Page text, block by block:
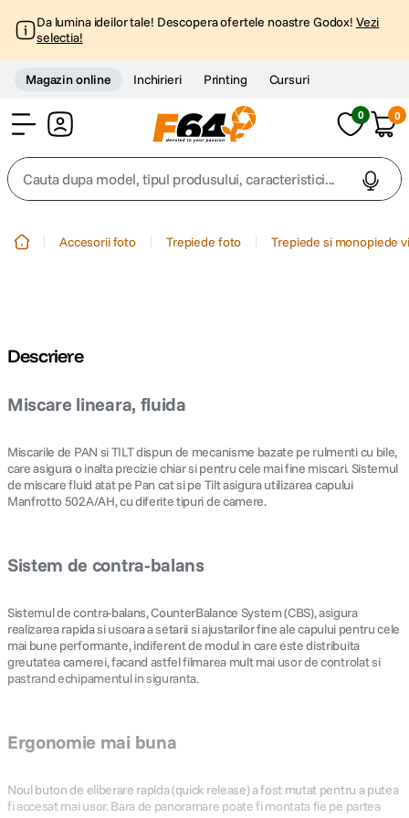
Da lumina ideilor tale! Descopera ofertele noastre Godox! Vezi
selectia!
Magazin online Inchirieri Printing Cursuri
0 0
Cauta dupa model, tipul produsului, caracteristici...
3. trepied telefon
4. peak design
5. canon sx740 hs
6. lavaliera
9. dji mic mini
10. dji osmo
Accesorii foto Trepiede foto Trepiede si monopiede
Descriere
Miscare lineara, fluida
Miscarile de PAN si TILT dispun de mecanisme bazate pe rulmenti cu bile,
care asigura o inalta precizie chiar si pentru cele mai fine miscari. Sistemul
de miscare fluid atat pe Pan cat si pe Tilt asigura utilizarea capului
Manfrotto 502A/AH, cu diferite tipuri de camere.
Sistem de contra-balans
Sistemul de contra-balans, CounterBalance System (CBS), asigura
realizarea rapida si usoara a setarii si ajustarilor fine ale capului pentru cele
mai bune performante, indiferent de modul in care este distribuita
greutatea camerei, facand astfel filmarea mult mai usor de controlat si
pastrand echipamentul in siguranta.
Ergonomie mai buna
Noul buton de eliberare rapida (quick release) a fost mutat pentru a putea
fi accesat mai usor. Bara de panoramare poate fi montata fie pe partea